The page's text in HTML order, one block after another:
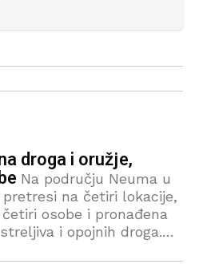
droga i oružje,
Na području Neuma u
na četiri lokacije,
osobe i pronađena
i opojnih droga.